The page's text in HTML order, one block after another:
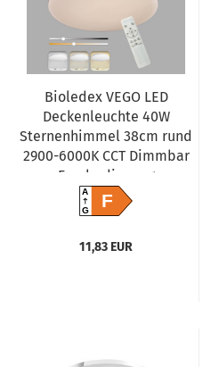
Bioledex VEGO LED
Deckenleuchte 40W
Sternenhimmel 38cm rund
2900-6000K CCT Dimmbar
Fernbedienung
A
GF
11,83 EUR